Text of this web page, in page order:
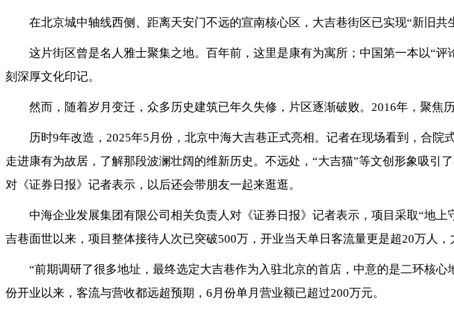
在北京城中轴线西侧、距离天安门不远的宣南核心区，大吉巷街区已实现“新旧共
这片街区曾是名人雅士聚集之地。百年前，这里是康有为寓所；中国第一本以“
刻深厚文化印记。
然而，随着岁月变迁，众多历史建筑已年久失修，片区逐渐破败。2016年，聚焦
历时9年改造，2025年5月份，北京中海大吉巷正式亮相。记者在现场看到，合
走进康有为故居，了解那段波澜壮阔的维新历史。不远处，“大吉猫”等文创形象吸
对《证券日报》记者表示，以后还会带朋友一起来逛逛。
中海企业发展集团有限公司相关负责人对《证券日报》记者表示，项目采取“地
吉巷面世以来，项目整体接待人次已突破500万，开业当天单日客流量更是超20万人，
“前期调研了很多地址，最终选定大吉巷作为入驻北京的首店，中意的是二环核
份开业以来，客流与营收都远超预期，6月份单月营业额已超过200万元。